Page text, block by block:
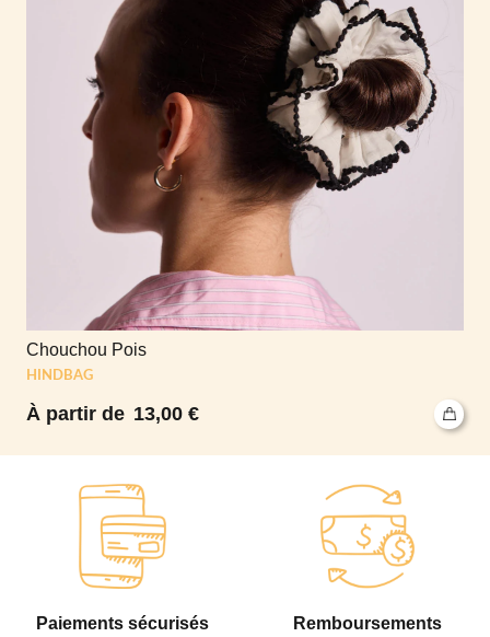
Chouchou Pois
HINDBAG
13,00 €
Paiements sécurisés Remboursements